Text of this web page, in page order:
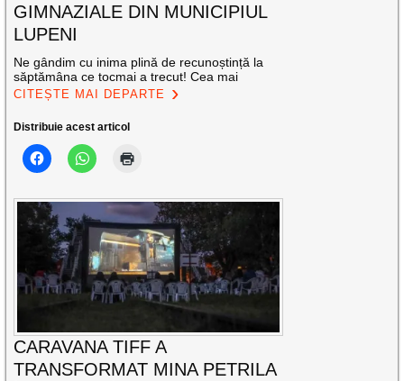
GIMNAZIALE DIN MUNICIPIUL
LUPENI
Ne gândim cu inima plină de recunoștință la
săptămâna ce tocmai a trecut! Cea mai
CITEȘTE MAI DEPARTE
Distribuie acest articol
CARAVANA TIFF A
TRANSFORMAT MINA PETRILA